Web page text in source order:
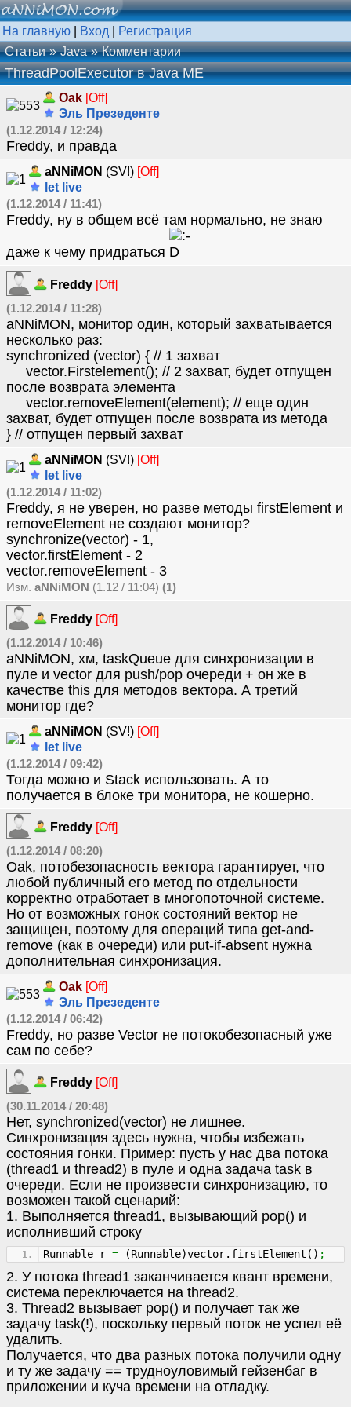
На главную Вход
Регистрация
Статьи
Java Комментарии
ThreadPoolExecutor в Java ME
Oak [Off]
Эль Презеденте
(1.12.2014 / 12:24)
Freddy, и правда
aNNiMON (SV!) [Off]
let live
(1.12.2014 / 11:41)
Freddy, ну в общем всё там нормально, не знаю
даже к чему придраться
Freddy [Off]
(1.12.2014 / 11:28)
aNNiMON, монитор один, который захватывается
несколько раз:
synchronized (vector) { // 1 захват
vector.Firstelement(); // 2 захват, будет отпущен
после возврата элемента
vector.removeElement(element); // еще один
захват, будет отпущен после возврата из метода
} // отпущен первый захват
aNNiMON (SV!) [Off]
let live
(1.12.2014 / 11:02)
Freddy, я не уверен, но разве методы firstElement и
removeElement не создают монитор?
synchronize(vector) - 1,
vector.firstElement - 2
vector.removeElement - 3
Изм. aNNiMON (1.12 / 11:04) (1)
Freddy [Off]
(1.12.2014 / 10:46)
aNNiMON, хм, taskQueue для синхронизации в
пуле и vector для push/pop очереди + он же в
качестве this для методов вектора. А третий
монитор где?
aNNiMON (SV!) [Off]
let live
(1.12.2014 / 09:42)
Тогда можно и Stack использовать. А то
получается в блоке три монитора, не кошерно.
Freddy [Off]
(1.12.2014 / 08:20)
Oak, потобезопасность вектора гарантирует, что
любой публичный его метод по отдельности
корректно отработает в многопоточной системе.
Но от возможных гонок состояний вектор не
защищен, поэтому для операций типа get-and-
remove (как в очереди) или put-if-absent нужна
дополнительная синхронизация.
Oak [Off]
Эль Презеденте
(1.12.2014 / 06:42)
Freddy, но разве Vector не потокобезопасный уже
сам по себе?
Freddy [Off]
(30.11.2014 / 20:48)
Нет, synchronized(vector) не лишнее.
Синхронизация здесь нужна, чтобы избежать
состояния гонки. Пример: пусть у нас два потока
(thread1 и thread2) в пуле и одна задача task в
очереди. Если не произвести синхронизацию, то
возможен такой сценарий:
1. Выполняется thread1, вызывающий pop() и
исполнивший строку
Runnable r = (Runnable)vector. firstElement ( ) ;
2. У потока thread1 заканчивается квант времени,
система переключается на thread2.
3. Thread2 вызывает pop() и получает так же
задачу task(!), поскольку первый поток не успел её
удалить.
Получается, что два разных потока получили одну
и ту же задачу == трудноуловимый гейзенбаг в
приложении и куча времени на отладку.